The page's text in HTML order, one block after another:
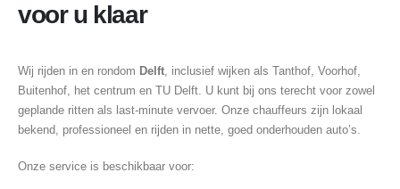
voor u klaar
Wij rijden in en rondom Delft, inclusief wijken als Tanthof, Voorhof,
Buitenhof, het centrum en TU Delft. U kunt bij ons terecht voor zowel
geplande ritten als last-minute vervoer. Onze chauffeurs zijn lokaal
bekend, professioneel en rijden in nette, goed onderhouden auto’s.
Onze service is beschikbaar voor: